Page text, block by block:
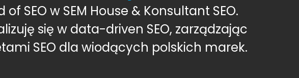
of SEO w SEM House & Konsultant SEO.
się w data-driven SEO, zarządzając
SEO dla wiodących polskich marek.